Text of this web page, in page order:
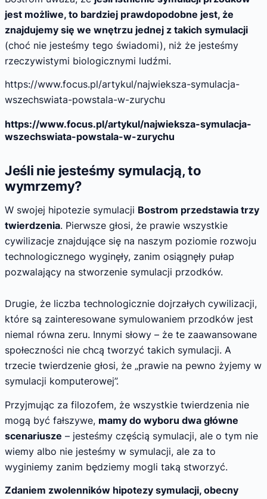
jest możliwe, to bardziej prawdopodobne jest, że
znajdujemy się we wnętrzu jednej z takich symulacji
(choć nie jesteśmy tego świadomi), niż że jesteśmy
rzeczywistymi biologicznymi ludźmi.
https://www.focus.pl/artykul/najwieksza-symulacja-
wszechswiata-powstala-w-zurychu
https://www.focus.pl/artykul/najwieksza-symulacja-
wszechswiata-powstala-w-zurychu
Jeśli nie jesteśmy symulacją, to
wymrzemy?
W swojej hipotezie symulacji Bostrom przedstawia trzy
twierdzenia. Pierwsze głosi, że prawie wszystkie
cywilizacje znajdujące się na naszym poziomie rozwoju
technologicznego wyginęły, zanim osiągnęły pułap
pozwalający na stworzenie symulacji przodków.
Drugie, że liczba technologicznie dojrzałych cywilizacji,
które są zainteresowane symulowaniem przodków jest
niemal równa zeru. Innymi słowy – że te zaawansowane
społeczności nie chcą tworzyć takich symulacji. A
trzecie twierdzenie głosi, że „prawie na pewno żyjemy w
symulacji komputerowej”.
Przyjmując za filozofem, że wszystkie twierdzenia nie
mogą być fałszywe, mamy do wyboru dwa główne
scenariusze – jesteśmy częścią symulacji, ale o tym nie
wiemy albo nie jesteśmy w symulacji, ale za to
wyginiemy zanim będziemy mogli taką stworzyć.
Zdaniem zwolenników hipotezy symulacji, obecny